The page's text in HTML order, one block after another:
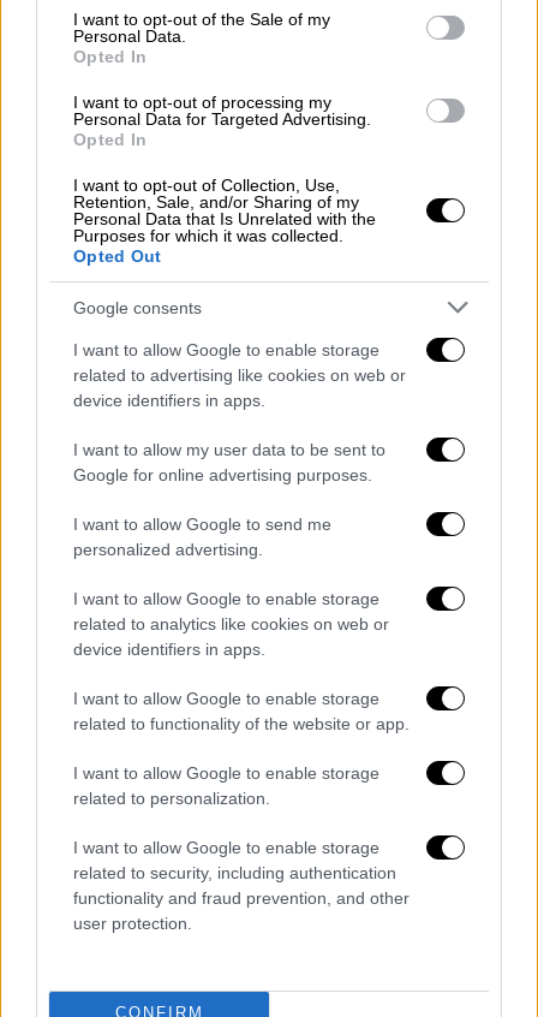
consent section.
I want to opt-out of the Sale of my
Personal Data.
Opted In
I want to opt-out of processing my
Personal Data for Targeted Advertising.
Opted In
I want to opt-out of Collection, Use,
Retention, Sale, and/or Sharing of my
Personal Data that Is Unrelated with the
Purposes for which it was collected.
Opted Out
Google consents
I want to allow Google to enable storage
related to advertising like cookies on web or
device identifiers in apps.
I want to allow my user data to be sent to
Google for online advertising purposes.
I want to allow Google to send me
personalized advertising.
I want to allow Google to enable storage
related to analytics like cookies on web or
device identifiers in apps.
I want to allow Google to enable storage
related to functionality of the website or app.
I want to allow Google to enable storage
related to personalization.
I want to allow Google to enable storage
related to security, including authentication
functionality and fraud prevention, and other
user protection.
CONFIRM
Ορκίστηκε και ανέλαβε υπηρεσιακός
πρωθυπουργός ο Ιωάννης Σαρμάς
Νωρίτερα, καθήκοντα υπηρεσιακού
πρωθυπουργού και επίσημα ανέλαβε ο
πρόεδρος του Ελεγκτικού Συνεδρίου
Ιωάννης Σαρμάς, μετά την ορκωμοσία του
ενώπιον της Προέδρου της Δημοκρατίας
Αικατερίνης Σακελλαροπούλου, ώστε να
οδηγηθεί η χώρα στις
της 25ης
Ιουνίου.
Αμέσως μετάο κ. Σαρμάςμετέβη στο
όπου και παρέλαβε από
τον Κυριάκο Μητσοτάκη έναν ογκώδη
φάκελο που περιλαμβάνει τη συνοπτική
παρουσίαση των λειτουργιών και των
αποτελεσμάτων του κυβερνητικού έργου, το
2023, σημείωμα με τις διεθνείς υποχρεώσεις
της χώρας και τα ορόσημα του επόμενου
τριμήνου της χώρας.
video